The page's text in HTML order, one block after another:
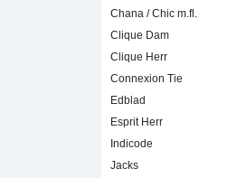
Chana / Chic m.fl.
Clique Dam
Clique Herr
Connexion Tie
Edblad
Esprit Herr
Indicode
Jacks